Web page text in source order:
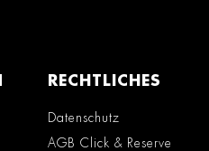
RECHTLICHES
Datenschutz
AGB Click & Reserve